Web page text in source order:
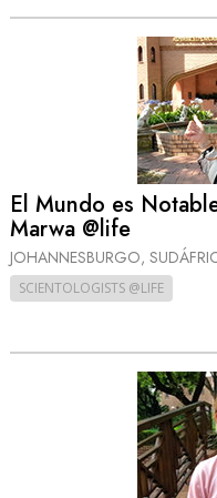
El Mundo es
Marwa @life
JOHANNESBURGO,
SCIENTOLOGISTS @LIFE